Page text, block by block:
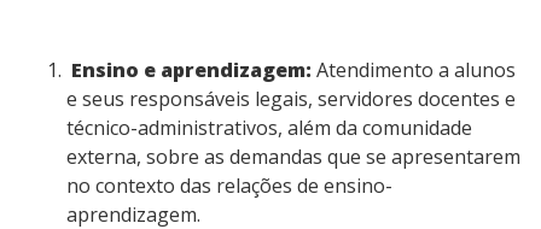
Coordenadoria Pedagógica
Assistência Estudantil
Ensino e aprendizagem: Atendimento a alunos
e seus responsáveis legais, servidores docentes e
técnico-administrativos, além da comunidade
externa, sobre as demandas que se apresentarem
no contexto das relações de ensino-
aprendizagem.